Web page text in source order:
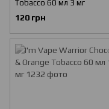
Tobacco 60 мл 3 мг
120 грн